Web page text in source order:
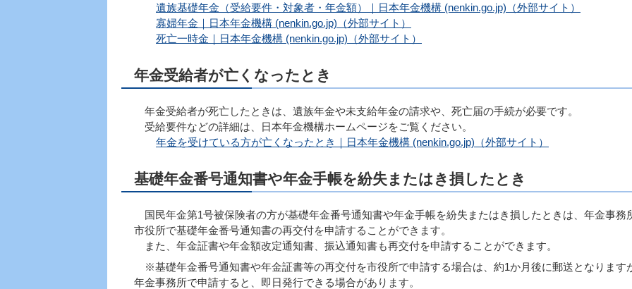
遺族基礎年金（受給要件・対象者・年金額）｜日本年金機構 (nenkin.go.jp)（外部サイト）
寡婦年金｜日本年金機構 (nenkin.go.jp)（外部サイト）
死亡一時金｜日本年金機構 (nenkin.go.jp)（外部サイト）
年金受給者が亡くなったとき
年金受給者が死亡したときは、遺族年金や未支給年金の請求や、死亡届の手続が必要です。
受給要件などの詳細は、日本年金機構ホームページをご覧ください。
年金を受けている方が亡くなったとき｜日本年金機構 (nenkin.go.jp)（外部サイト）
基礎年金番号通知書や年金手帳を紛失またはき損したとき
国民年金第1号被保険者の方が基礎年金番号通知書や年金手帳を紛失またはき損したときは、年金事務
市役所で基礎年金番号通知書の再交付を申請することができます。
また、年金証書や年金額改定通知書、振込通知書も再交付を申請することができます。
※基礎年金番号通知書や年金証書等の再交付を市役所で申請する場合は、約1か月後に郵送となります
年金事務所で申請すると、即日発行できる場合があります。